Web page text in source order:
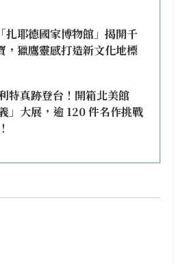
扎耶德國家博物館」揭開千
，獵鷹靈感打造新文化地標
特真跡登台！開箱北美館
」大展，逾 120 件名作挑戰